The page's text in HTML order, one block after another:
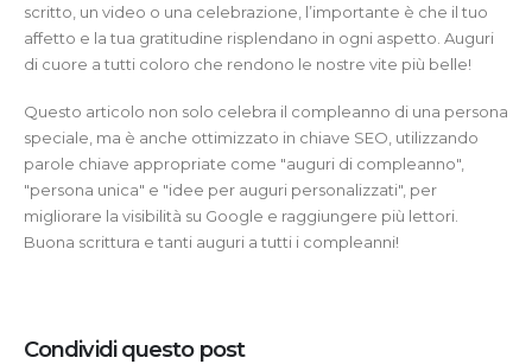
scritto, un video o una celebrazione, l’importante è che il tuo
affetto e la tua gratitudine risplendano in ogni aspetto. Auguri
di cuore a tutti coloro che rendono le nostre vite più belle!
Questo articolo non solo celebra il compleanno di una persona
speciale, ma è anche ottimizzato in chiave SEO, utilizzando
parole chiave appropriate come "auguri di compleanno",
"persona unica" e "idee per auguri personalizzati", per
migliorare la visibilità su Google e raggiungere più lettori.
Buona scrittura e tanti auguri a tutti i compleanni!
Condividi questo post